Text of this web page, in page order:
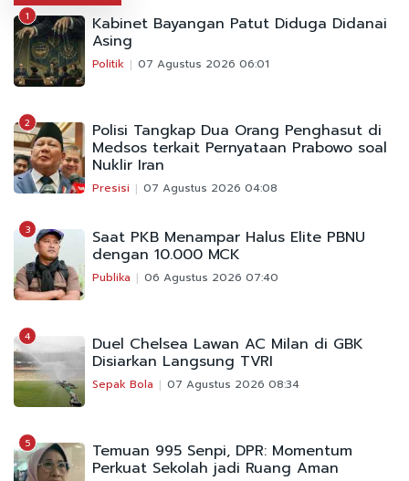
1 Kabinet Bayangan Patut Diduga Didanai
Asing
Politik 07 Agustus 2026 06:01
2 Polisi Tangkap Dua Orang Penghasut di
Medsos terkait Pernyataan Prabowo soal
Nuklir Iran
Presisi 07 Agustus 2026 04:08
3 Saat PKB Menampar Halus Elite PBNU
dengan 10.000 MCK
Publika 06 Agustus 2026 07:40
4 Duel Chelsea Lawan AC Milan di GBK
Disiarkan Langsung TVRI
Sepak Bola 07 Agustus 2026 08:34
5 Temuan 995 Senpi, DPR: Momentum
Perkuat Sekolah jadi Ruang Aman